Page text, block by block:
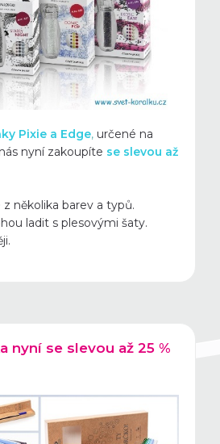
Pixie a Edge, určené na
nyní zakoupíte se slevou až
několika barev a typů.
ladit s plesovými šaty.
nyní se slevou až 25 %